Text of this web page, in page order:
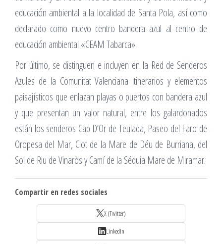
educación ambiental a la localidad de Santa Pola, así como
declarado como nuevo centro bandera azul al centro de
educación ambiental «CEAM Tabarca».
Por último, se distinguen e incluyen en la Red de Senderos
Azules de la Comunitat Valenciana itinerarios y elementos
paisajísticos que enlazan playas o puertos con bandera azul
y que presentan un valor natural, entre los galardonados
están los senderos Cap D’Or de Teulada, Paseo del Faro de
Oropesa del Mar, Clot de la Mare de Déu de Burriana, del
Sol de Riu de Vinaròs y Camí de la Séquia Mare de Miramar.
Compartir en redes sociales
X (Twitter)
LinkedIn